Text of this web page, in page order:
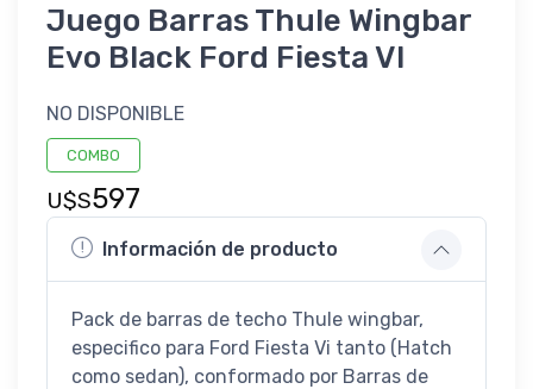
Juego Barras Thule Wingbar
Evo Black Ford Fiesta VI
NO DISPONIBLE
COMBO
U$S597
Información de producto
Pack de barras de techo Thule wingbar,
especifico para Ford Fiesta Vi tanto (Hatch
como sedan), conformado por Barras de